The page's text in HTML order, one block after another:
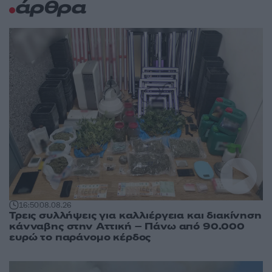
άρθρα
16:5008.08.26
Τρεις συλλήψεις για καλλιέργεια και διακίνηση
κάνναβης στην Αττική – Πάνω από 90.000
ευρώ το παράνομο κέρδος